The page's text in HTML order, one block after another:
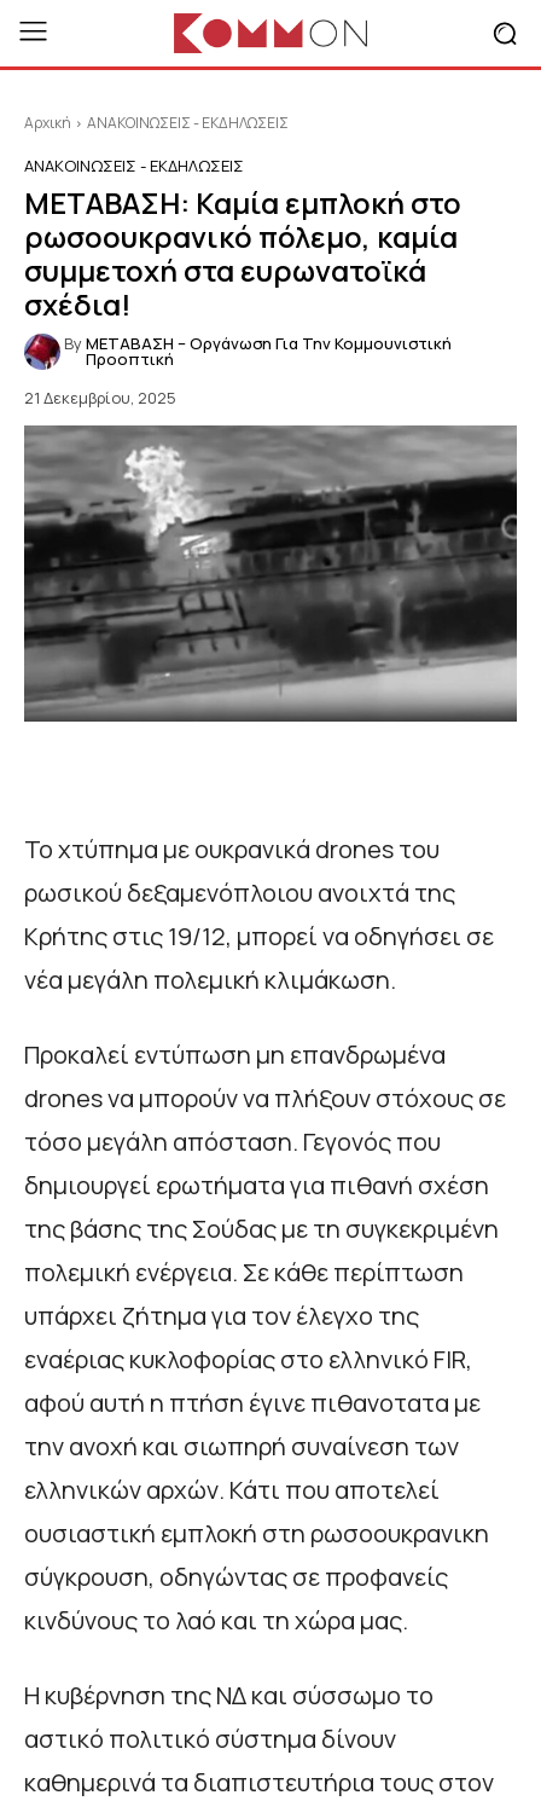
Αρχική ΑΝΑΚΟΙΝΩΣΕΙΣ - ΕΚΔΗΛΩΣΕΙΣ
ΑΝΑΚΟΙΝΩΣΕΙΣ - ΕΚΔΗΛΩΣΕΙΣ
ΜΕΤΑΒΑΣΗ: Καμία εμπλοκή στο
ρωσοουκρανικό πόλεμο, καμία
συμμετοχή στα ευρωνατοϊκά
σχέδια!
ByΜΕΤΑΒΑΣΗ – Οργάνωση Για Την Κομμουνιστική
Προοπτική
21 Δεκεμβρίου, 2025
Το χτύπημα με ουκρανικά drones του
ρωσικού δεξαμενόπλοιου ανοιχτά της
Κρήτης στις 19/12, μπορεί να οδηγήσει σε
νέα μεγάλη πολεμική κλιμάκωση.
Προκαλεί εντύπωση μη επανδρωμένα
drones να μπορούν να πλήξουν στόχους σε
τόσο μεγάλη απόσταση. Γεγονός που
δημιουργεί ερωτήματα για πιθανή σχέση
της βάσης της Σούδας με τη συγκεκριμένη
πολεμική ενέργεια. Σε κάθε περίπτωση
υπάρχει ζήτημα για τον έλεγχο της
εναέριας κυκλοφορίας στο ελληνικό FIR,
αφού αυτή η πτήση έγινε πιθανοτατα με
την ανοχή και σιωπηρή συναίνεση των
ελληνικών αρχών. Κάτι που αποτελεί
ουσιαστική εμπλοκή στη ρωσοουκρανικη
σύγκρουση, οδηγώντας σε προφανείς
κινδύνους το λαό και τη χώρα μας.
Η κυβέρνηση της ΝΔ και σύσσωμο το
αστικό πολιτικό σύστημα δίνουν
καθημερινά τα διαπιστευτήρια τους στον